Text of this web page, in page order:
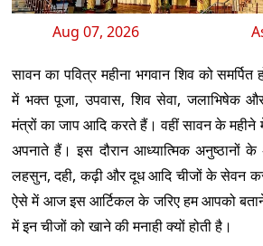
Aug 07, 2026
सावन का पवित्र महीना भगवान शिव को समर्पित
में भक्त पूजा, उपवास, शिव सेवा, जलाभिषेक
मंत्रों का जाप आदि करते हैं। वहीं सावन के महीने
अपनाते हैं। इस दौरान आध्यात्मिक अनुष्ठानों के
लहसुन, दही, कढ़ी और दूध आदि चीजों के सेवन
ऐसे में आज इस आर्टिकल के जरिए हम आपको
में इन चीजों को खाने की मनाही क्यों होती है।